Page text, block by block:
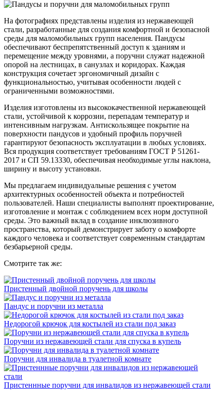
На фотографиях представлены изделия из нержавеющей
стали, разработанные для создания комфортной и безопасной
среды для маломобильных групп населения. Пандусы
обеспечивают беспрепятственный доступ к зданиям и
перемещение между уровнями, а поручни служат надежной
опорой на лестницах, в санузлах и коридорах. Каждая
конструкция сочетает эргономичный дизайн с
функциональностью, учитывая особенности людей с
ограниченными возможностями.
Изделия изготовлены из высококачественной нержавеющей
стали, устойчивой к коррозии, перепадам температур и
интенсивным нагрузкам. Антискользящее покрытие на
поверхности пандусов и удобный профиль поручней
гарантируют безопасность эксплуатации в любых условиях.
Вся продукция соответствует требованиям ГОСТ Р 51261-
2017 и СП 59.13330, обеспечивая необходимые углы наклона,
ширину и высоту установки.
Мы предлагаем индивидуальные решения с учетом
архитектурных особенностей объекта и потребностей
пользователей. Наши специалисты выполнят проектирование,
изготовление и монтаж с соблюдением всех норм доступной
среды. Это важный вклад в создание инклюзивного
пространства, который демонстрирует заботу о комфорте
каждого человека и соответствует современным стандартам
безбарьерной среды.
Смотрите так же:
Пристенный двойной поручень для школы
Пандус и поручни из металла
Недорогой крючок для костылей из стали под заказ
Поручни из нержавеющей стали для спуска в купель
Поручни для инвалида в туалетной комнате
Пристеннные поручни для инвалидов из нержавеющей стали